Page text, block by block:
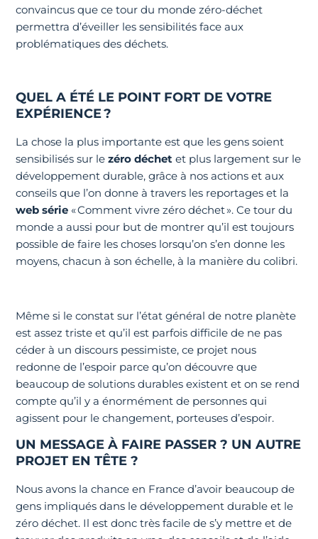
convaincus que ce tour du monde zéro-déchet
permettra d’éveiller les sensibilités face aux
problématiques des déchets.
QUEL A ÉTÉ LE POINT FORT DE VOTRE
EXPÉRIENCE ?
La chose la plus importante est que les gens soient
sensibilisés sur lezéro déchet et plus largement sur le
développement durable, grâce à nos actions et aux
conseils que l’on donne à travers les reportages et la
web série « Comment vivre zéro déchet ». Ce tour du
monde a aussi pour but de montrer qu’il est toujours
possible de faire les choses lorsqu’on s’en donne les
moyens, chacun à son échelle, à la manière du colibri.
Même si le constat sur l’état général de notre planète
est assez triste et qu’il est parfois difficile de ne pas
céder à un discours pessimiste, ce projet nous
redonne de l’espoir parce qu’on découvre que
beaucoup de solutions durables existent et on se rend
compte qu’il y a énormément de personnes qui
agissent pour le changement, porteuses d’espoir.
UN MESSAGE À FAIRE PASSER ? UN AUTRE
PROJET EN TÊTE ?
Nous avons la chance en France d’avoir beaucoup de
gens impliqués dans le développement durable et le
zéro déchet. Il est donc très facile de s’y mettre et de